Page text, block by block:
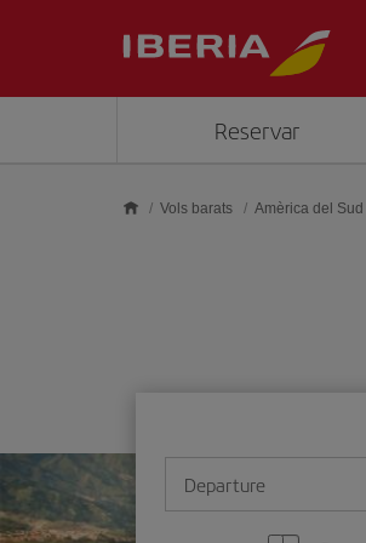
Reservar
Vols barats Amèrica del Sud
Departure